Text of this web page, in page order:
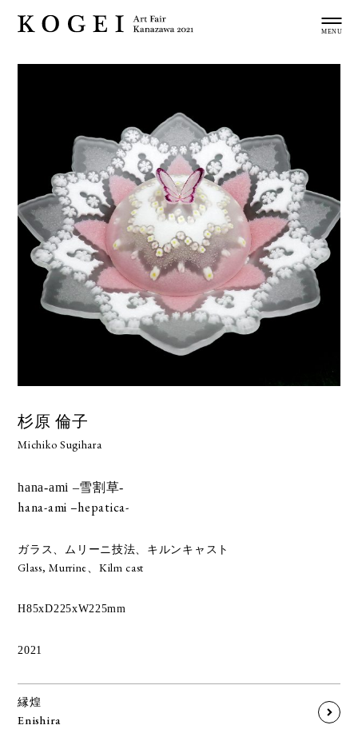
杉原 倫子
Michiko Sugihara
hana-ami –雪割草-
hana-ami –hepatica-
ガラス、ムリーニ技法、キルンキャスト
Glass, Murrine、Kilm cast
H85xD225xW225mm
2021
縁煌
Enishira